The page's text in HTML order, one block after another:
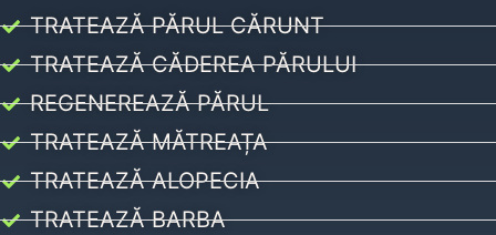
TRATEAZĂ PĂRUL CĂRUNT
TRATEAZĂ CĂDEREA PĂRULUI
REGENEREAZĂ PĂRUL
TRATEAZĂ MĂTREAȚA
TRATEAZĂ ALOPECIA
TRATEAZĂ BARBA